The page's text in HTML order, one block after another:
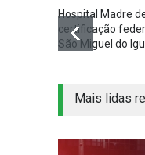
Hospital Madre
certificação
São Miguel do
Mais lidas